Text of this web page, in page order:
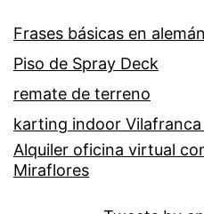
Frases básicas en alemán
Piso de Spray Deck
remate de terreno
karting indoor Vilafranca
Alquiler oficina virtual
Miraflores